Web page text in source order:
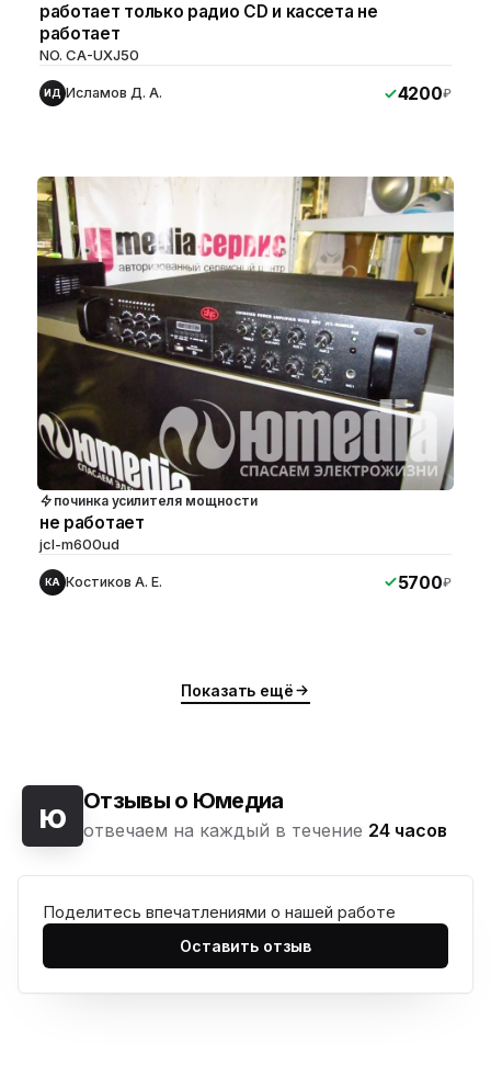
работает только радио CD и кассета не
работает
NO. CA-UXJ50
ИД Исламов Д. А. 4200₽
починка усилителя мощности
не работает
jcl-m600ud
КА Костиков А. Е. 5700₽
Показать ещё
ю Отзывы о Юмедиа
отвечаем на каждый в течение 24 часов
Поделитесь впечатлениями о нашей работе
Оставить отзыв